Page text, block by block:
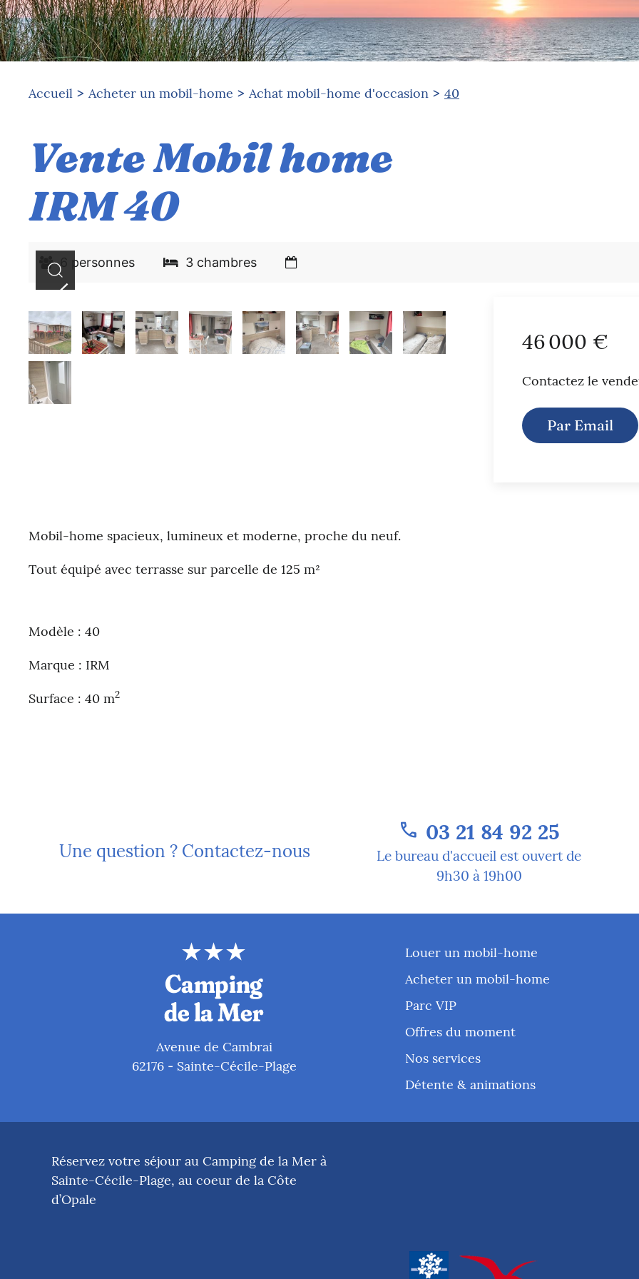
Accueil Acheter un mobil-home Achat mobil-home d'occasion 40
Vente Mobil home
IRM 40
6 personnes 3 chambres
46 000 €
Contactez le
Par Email
Mobil-home spacieux, lumineux et moderne, proche du neuf.
Tout équipé avec terrasse sur parcelle de 125 m²
Modèle : 40
Marque : IRM
Surface : 40 m2
Une question ? Contactez-nous
phone 03 21 84 92 25
Le bureau d'accueil est ouvert de
9h30 à 19h00
Avenue de Cambrai
62176- Sainte-Cécile-Plage
Louer un mobil-home
Acheter un mobil-home
Parc VIP
Offres du moment
Nos services
Détente & animations
Réservez votre séjour au Camping de la Mer à
Sainte-Cécile-Plage, au coeur de la Côte
d’Opale